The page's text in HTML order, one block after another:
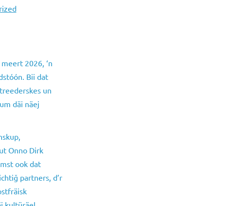
2026, ‘n
Bii dat
un
däi näej
Onno Dirk
ook dat
partners, d’r